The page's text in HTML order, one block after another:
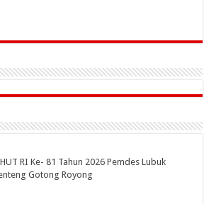
RI Ke- 81 Tahun 2026 Pemdes Lubuk
Gotong Royong